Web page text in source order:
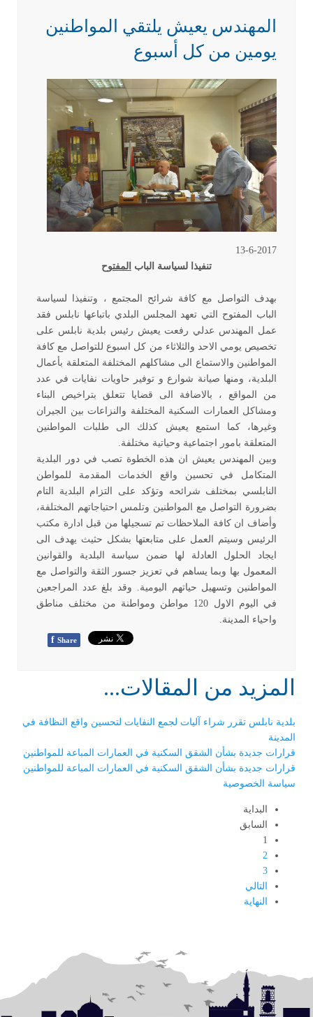
المهندس يعيش يلتقي المواطنين
يومين من كل أسبوع
13-6-2017
تنفيذا لسياسة الباب المفتوح
بهدف التواصل مع كافة شرائح المجتمع ، وتنفيذا لسياسة
الباب المفتوح التي تعهد المجلس البلدي باتباعها نابلس فقد
عمل المهندس عدلي رفعت يعيش رئيس بلدية نابلس على
تخصيص يومي الاحد والثلاثاء من كل اسبوع للتواصل مع كافة
المواطنين والاستماع الى مشاكلهم المختلفة المتعلقة بأعمال
البلدية، ومنها صيانة شوارع و توفير حاويات نفايات في عدد
من المواقع ، بالاضافة الى قضايا تتعلق بتراخيص البناء
ومشاكل العمارات السكنية المختلفة والنزاعات بين الجيران
وغيرها، كما استمع يعيش كذلك الى طلبات المواطنين
المتعلقة بامور اجتماعية وحياتية مختلفة.
وبين المهندس يعيش ان هذه الخطوة تصب في دور البلدية
المتكامل في تحسين واقع الخدمات المقدمة للمواطن
النابلسي بمختلف شرائحه وتؤكد على التزام البلدية التام
بضرورة التواصل مع المواطنين وتلمس احتياجاتهم المختلفة،
وأضاف ان كافة الملاحظات تم تسجيلها من قبل ادارة مكتب
الرئيس وسيتم العمل على متابعتها بشكل حثيث يهدف الى
ايجاد الحلول العادلة لها ضمن سياسة البلدية والقوانين
المعمول بها وبما يساهم في تعزيز جسور الثقة والتواصل مع
المواطنين وتسهيل حياتهم اليومية. وقد بلغ عدد المراجعين
في اليوم الاول 120 مواطن ومواطنة من مختلف مناطق
واحياء المدينة.
f Share
المزيد من المقالات...
بلدية نابلس تقرر شراء آليات لجمع النفايات لتحسين واقع النظافة في
المدينة
قرارات جديدة بشأن الشقق السكنية في العمارات المباعة للمواطنين
قرارات جديدة بشأن الشقق السكنية في العمارات المباعة للمواطنين
سياسة الخصوصية
البداية
السابق
1
2
3
التالي
النهاية